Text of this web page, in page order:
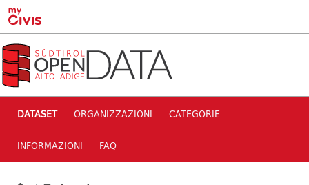
Skip to main content
DATASET ORGANIZZAZIONI CATEGORIE
INFORMAZIONI FAQ